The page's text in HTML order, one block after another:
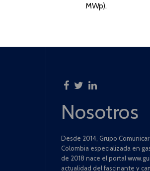
MWp).
Nosotros
Desde 2014, Grupo
Colombia especializada en
de 2018 nace el portal
actualidad del fascinante y